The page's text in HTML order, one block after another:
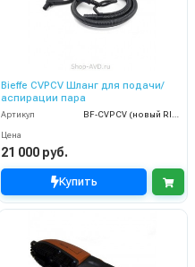
Bieffe CVPCV Шланг для подачи/
аспирации пара
Артикул BF-CVPCV (новый RIP5521)
Цена
21 000 руб.
Купить